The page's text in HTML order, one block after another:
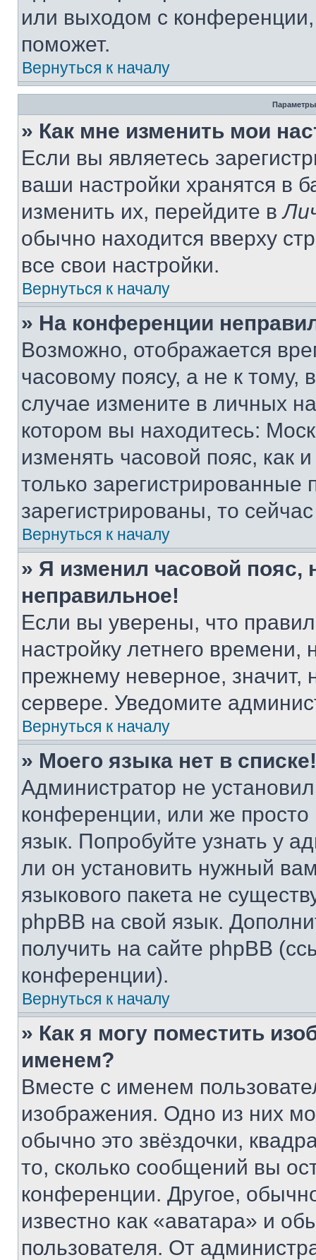
или выходом с
поможет.
Вернуться к началу
Параметры
» Как мне изменить мои
Если вы являетесь
ваши настройки хранятся в
изменить их, перейдите в
обычно находится вверху
все свои настройки.
Вернуться к началу
» На конференции
Возможно, отображается
часовому поясу, а не к тому,
случае измените в личных
котором вы находитесь:
изменять часовой пояс, как
только
зарегистрированы, то
Вернуться к началу
» Я изменил часовой пояс,
неправильное!
Если вы уверены, что
настройку летнего
прежнему неверное, значит,
сервере. Уведомите
Вернуться к началу
» Моего языка нет в списке!
Администратор не
конференции, или же
язык. Попробуйте узнать у
ли он установить нужный
языкового пакета не
phpBB на свой язык.
получить на сайте phpBB
конференции).
Вернуться к началу
» Как я могу поместить
именем?
Вместе с именем
изображения. Одно из них
обычно это звёздочки,
то, сколько сообщений вы
конференции. Другое,
известно как «аватара» и
пользователя. От